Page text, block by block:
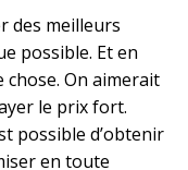
des meilleurs
possible. Et en
chose. On aimerait
le prix fort.
possible d’obtenir
en toute